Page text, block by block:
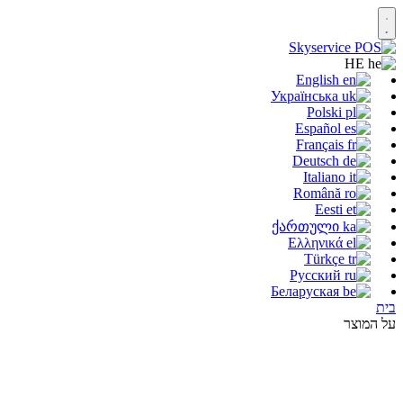
English
Українська
Polski
Español
Français
Deutsch
Italiano
Română
Eesti
ქართული
Ελληνικά
Türkçe
Русский
Беларуская
בית
על המוצר